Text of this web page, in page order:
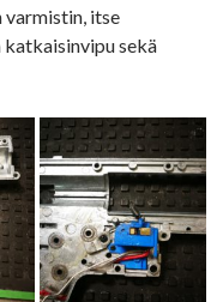
varmistin, itse
sekä